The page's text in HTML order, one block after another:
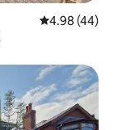
從 44 則評價
4.98 (44)